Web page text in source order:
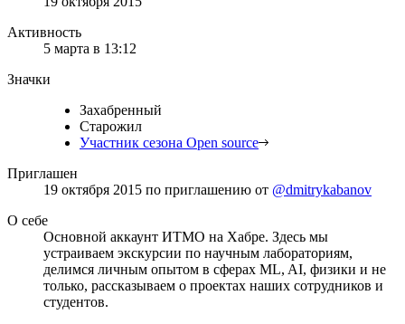
Активность
5 марта в 13:12
Значки
Захабренный
Старожил
Участник сезона Open source
Приглашен
19 октября 2015 по приглашению от @dmitrykabanov
О себе
Основной аккаунт ИТМО на Хабре. Здесь мы
устраиваем экскурсии по научным лабораториям,
делимся личным опытом в сферах ML, AI, физики и не
только, рассказываем о проектах наших сотрудников и
студентов.